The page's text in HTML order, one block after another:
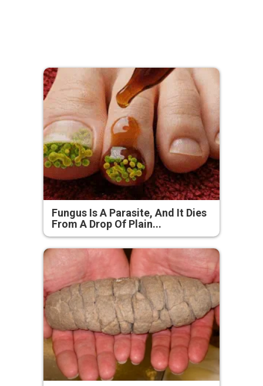
Fungus Is A Parasite, And It Dies
From A Drop Of Plain...